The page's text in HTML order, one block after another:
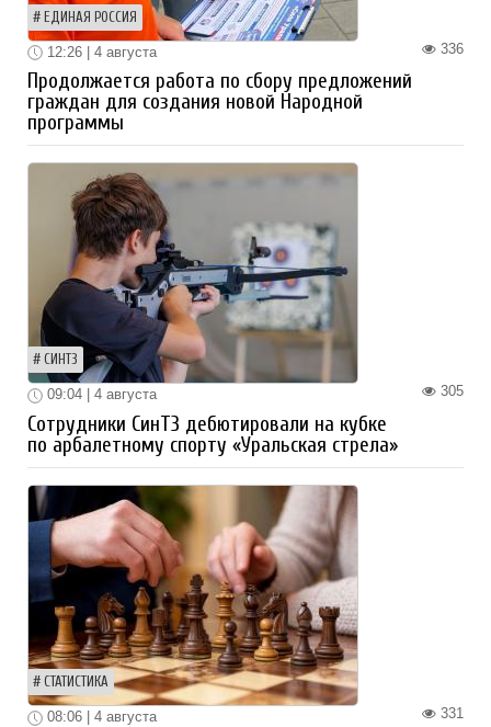
ЕДИНАЯ РОССИЯ
336
12:26 | 4 августа
Продолжается работа по сбору предложений
граждан для создания новой Народной
программы
СИНТЗ
305
09:04 | 4 августа
Сотрудники СинТЗ дебютировали на кубке
по арбалетному спорту «Уральская стрела»
СТАТИСТИКА
331
08:06 | 4 августа